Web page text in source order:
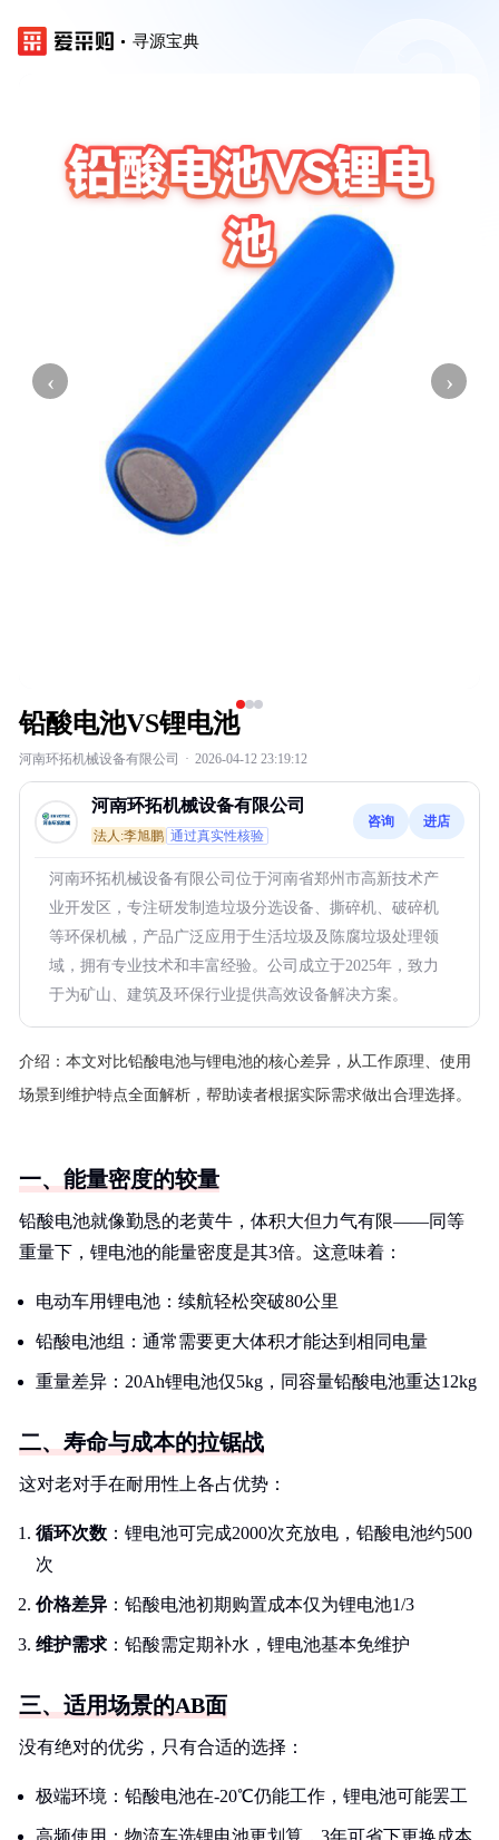
寻源宝典
‹ ›
铅酸电池VS锂电池
河南环拓机械设备有限公司 · 2026-04-12 23:19:12
河南环拓机械设备有限公司
法人:李旭鹏 通过真实性核验
咨询 进店
河南环拓机械设备有限公司位于河南省郑州市高新技术产
业开发区，专注研发制造垃圾分选设备、撕碎机、破碎机
等环保机械，产品广泛应用于生活垃圾及陈腐垃圾处理领
域，拥有专业技术和丰富经验。公司成立于2025年，致力
于为矿山、建筑及环保行业提供高效设备解决方案。
介绍： 本文对比铅酸电池与锂电池的核心差异，从工作原理、使用
场景到维护特点全面解析，帮助读者根据实际需求做出合理选择。
一、能量密度的较量
铅酸电池就像勤恳的老黄牛，体积大但力气有限——同等
重量下，锂电池的能量密度是其3倍。这意味着：
电动车用锂电池：续航轻松突破80公里
铅酸电池组：通常需要更大体积才能达到相同电量
重量差异：20Ah锂电池仅5kg，同容量铅酸电池重达12kg
二、寿命与成本的拉锯战
这对老对手在耐用性上各占优势：
循环次数 ：锂电池可完成2000次充放电，铅酸电池约500
次
价格差异 ：铅酸电池初期购置成本仅为锂电池1/3
维护需求 ：铅酸需定期补水，锂电池基本免维护
三、适用场景的AB面
没有绝对的优劣，只有合适的选择：
极端环境：铅酸电池在-20℃仍能工作，锂电池可能罢工
高频使用：物流车选锂电池更划算，3年可省下更换成本